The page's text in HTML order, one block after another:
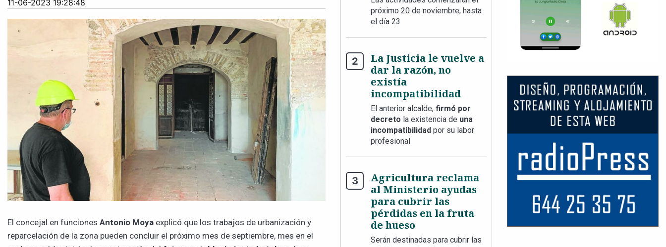
11-06-2023 19:28:48
El concejal en funciones Antonio Moya explicó que los trabajos de urbanización y
reparcelación de la zona pueden concluir el próximo mes de septiembre, mes en el
próximo 20 de noviembre, hasta
el día 23
La Justicia le vuelve a
dar la razón, no
existía
incompatibilidad
El anterior alcalde, firmó por
decreto la existencia de una
incompatibilidad por su labor
profesional
Agricultura reclama
al Ministerio ayudas
para cubrir las
pérdidas en la fruta
de hueso
Serán destinadas para cubrir las